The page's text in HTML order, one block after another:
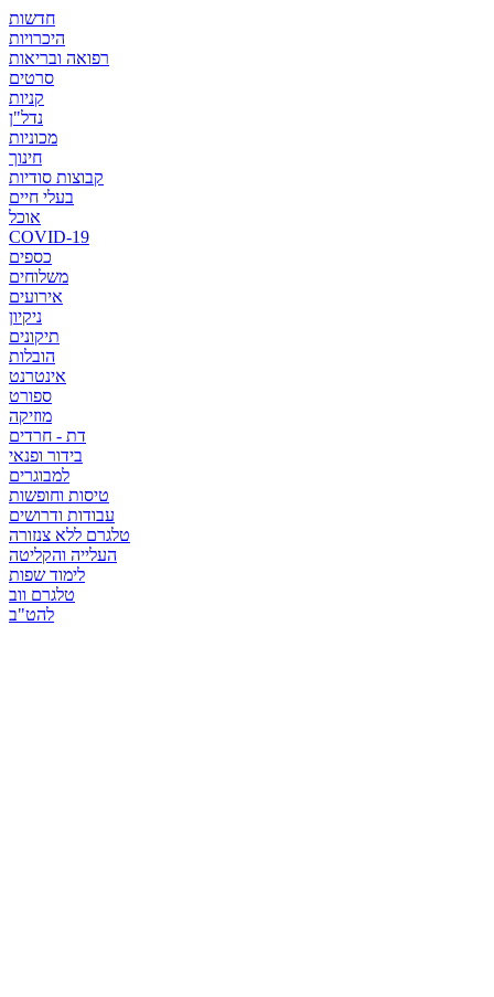
חדשות
היכרויות
רפואה ובריאות
סרטים
קניות
נדל"ן
מכוניות
חינוך
קבוצות סודיות
בעלי חיים
אוכל
COVID-19
כספים
משלוחים
אירועים
ניקיון
תיקונים
הובלות
אינטרנט
ספורט
מוזיקה
דת - חרדים
בידור ופנאי
למבוגרים
טיסות וחופשות
עבודות ודרושים
טלגרם ללא צנזורה
העלייה והקליטה
לימוד שפות
טלגרם ווב
להט"ב